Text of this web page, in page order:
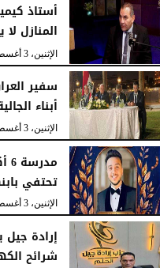
أستاذ
المنازل
الإثنين، 3 أغسطس 2026
سفير
أبناء
الإثنين، 3 أغسطس 2026
تحتفي
الإثنين، 3 أغسطس 2026
إرادة
شرائح